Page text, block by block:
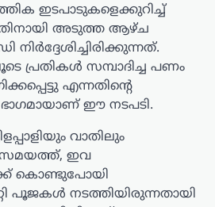
ഇടപാടുകളെക്കുറിച്ച്
അടുത്ത ആഴ്ച
പ്രതികൾ സമ്പാദിച്ച പണം
എന്നതിന്റെ
ഈ നടപടി.
വാതിലും
സമയത്ത്, ഇവ
കൊണ്ടുപോയി
പൂജകൾ നടത്തിയിരുന്നതായി